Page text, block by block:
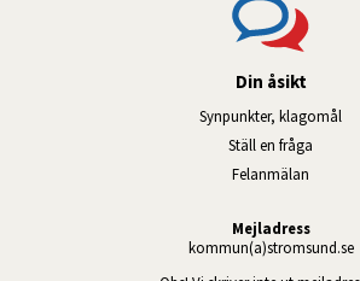
Din åsikt
Synpunkter, klagomål
Ställ en fråga
Felanmälan
Mejladress
kommun(a)stromsund.se